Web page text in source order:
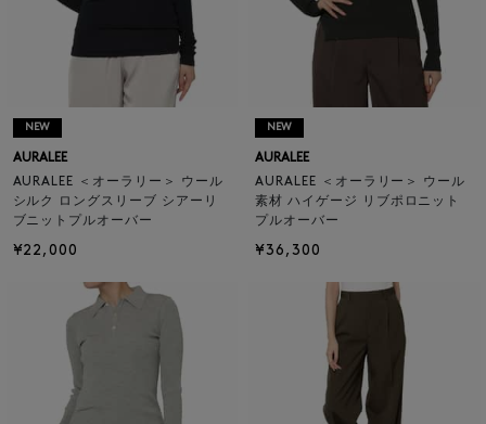
NEW
AURALEE
AURALEE ＜オーラリー＞ ウール
シルク ロングスリーブ シアーリ
ブニットプルオーバー
¥22,000
NEW
AURALEE
AURALEE ＜オーラリー＞ ウール
素材 ハイゲージ リブポロニット
プルオーバー
¥36,300